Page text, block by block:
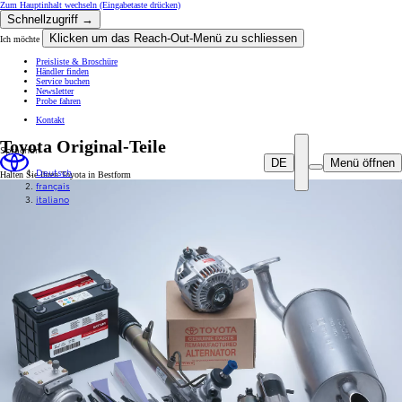
Zum Hauptinhalt wechseln (Eingabetaste drücken)
Schnellzugriff →
Ich möchte Klicken um das Reach-Out-Menü zu schliessen
Preisliste & Broschüre
Händler finden
Service buchen
Newsletter
Probe fahren
Kontakt
DE
Sprachen
Deutsch
français
italiano
Menü öffnen
Toyota Original-Teile
Halten Sie Ihren Toyota in Bestform